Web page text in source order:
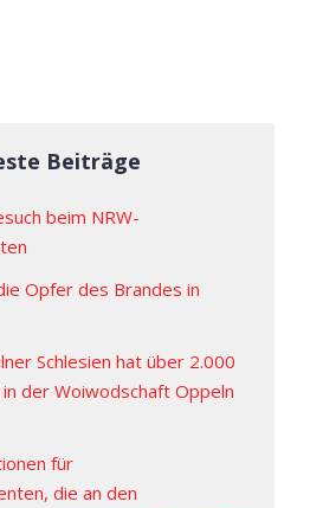
Beiträge
beim NRW-
Opfer des Brandes in
Schlesien hat über 2.000
in der Woiwodschaft Oppeln
für
die an den